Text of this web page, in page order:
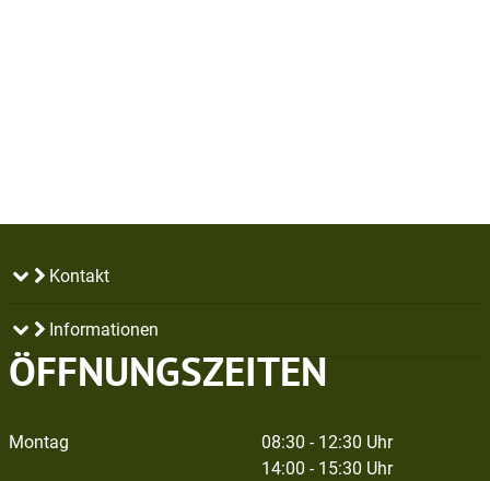
Kontakt
Informationen
ÖFFNUNGSZEITEN
Montag
08:30 - 12:30 Uhr
14:00 - 15:30 Uhr